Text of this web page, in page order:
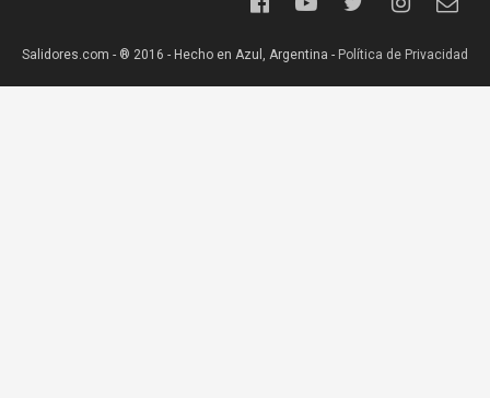
Salidores.com - ® 2016 - Hecho en Azul, Argentina - Política de Privacidad